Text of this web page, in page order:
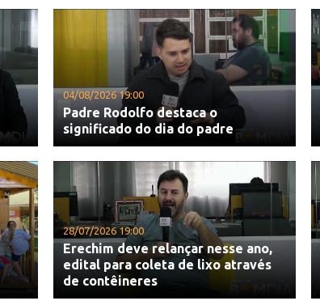
04/08/2026 19:00
Padre Rodolfo destaca o
significado do dia do padre
28/07/2026 19:00
Erechim deve relançar nesse ano,
edital para coleta de lixo através
de contêineres